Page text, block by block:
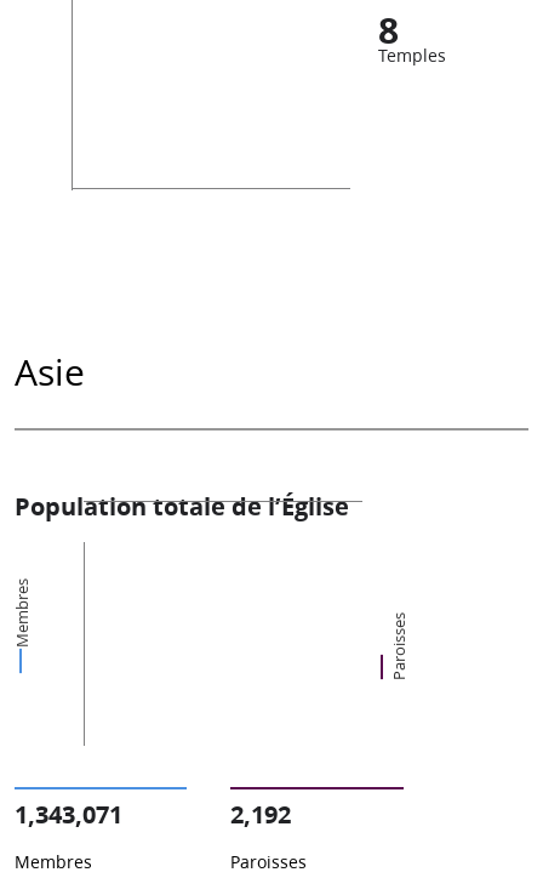
8
Temples
Asie
Population totale de l’Église
Membres Paroisses
1,343,071
Membres
2,192
Paroisses